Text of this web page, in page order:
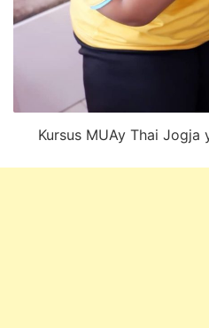
Kursus MUAy Thai Jogja